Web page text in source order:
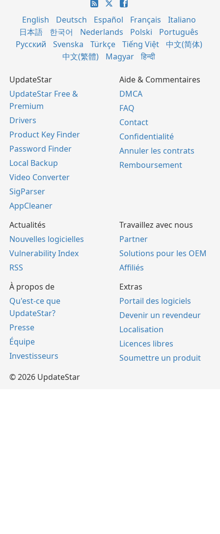
English Deutsch Español Français
Italiano
日本語
한국어 Nederlands Polski
Português
Русский
Svenska Türkçe Tiếng Việt
中文(简体)
中文(繁體)
Magyar हिन्दी
UpdateStar
UpdateStar Free &
Premium
Drivers
Product Key Finder
Password Finder
Local Backup
Video Converter
SigParser
AppCleaner
Aide & Commentaires
DMCA
FAQ
Contact
Confidentialité
Annuler les contrats
Remboursement
Actualités
Nouvelles logicielles
Vulnerability Index
RSS
Travaillez avec nous
Partner
Solutions pour les OEM
Affiliés
À propos de
Qu'est-ce que
UpdateStar?
Presse
Équipe
Investisseurs
Extras
Portail des logiciels
Devenir un revendeur
Localisation
Licences libres
Soumettre un produit
© 2026 UpdateStar